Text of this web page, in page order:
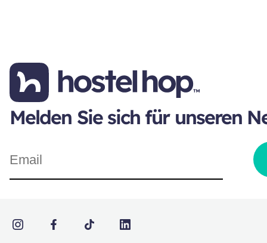
Melden Sie sich für unseren